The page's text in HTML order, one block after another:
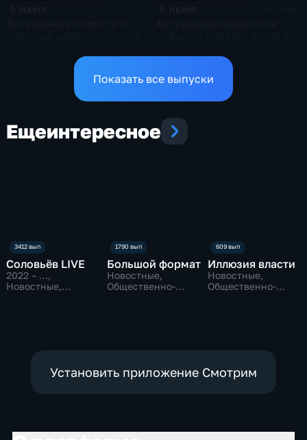
Показать все выпуски
Ещеинтересное
Соловьёв LIVE
2022 – …,
Новостные,
Большой формат
Новостные,
Общественно-
Иллюзия власти
Новостные,
Общественно-
Установить приложение Смотрим